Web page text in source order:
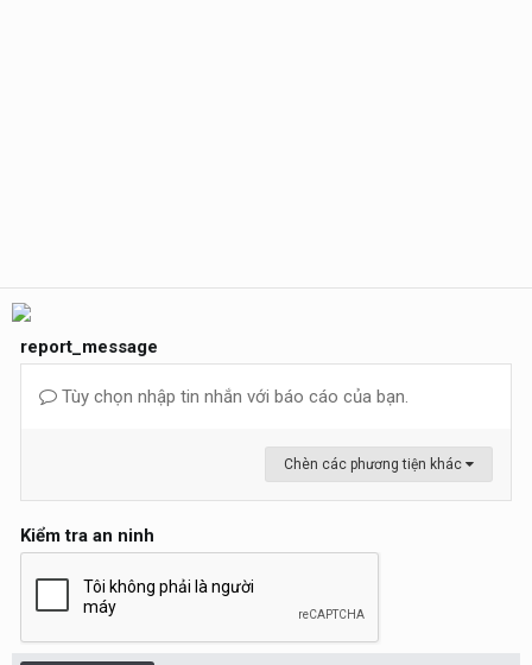
report_message
Tùy chọn nhập tin nhắn với báo cáo của bạn.
Chèn các phương tiện khác
Kiểm tra an ninh